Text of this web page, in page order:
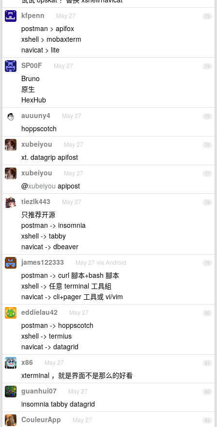
73
kfpenn May 27
postman > apifox
xshell > mobaxterm
navicat > lite
74
SP00F May 27
Bruno
原生
HexHub
75
auuuny4 May 27
hoppscotch
76
xubeiyou May 27
xt. datagrip apifost
77
xubeiyou May 27
@xubeiyou apipost
78
tiezlk443 May 27
只推荐开源
postman -> insomnia
xshell -> tabby
navicat -> dbeaver
79
james122333 May 27 via Android
postman -> curl 腳本+bash 腳本
xshell -> 任意 terminal 工具組
navicat -> cli+pager 工具或 vi/vim
80
eddielau42 May 27
postman -> hoppscotch
xshell -> termius
navicat -> datagrid
81
x86 May 27
xterminal ，就是界面不是那么的好看
82
guanhui07 May 27
insomnia tabby datagrid
83
CouleurApp May 27